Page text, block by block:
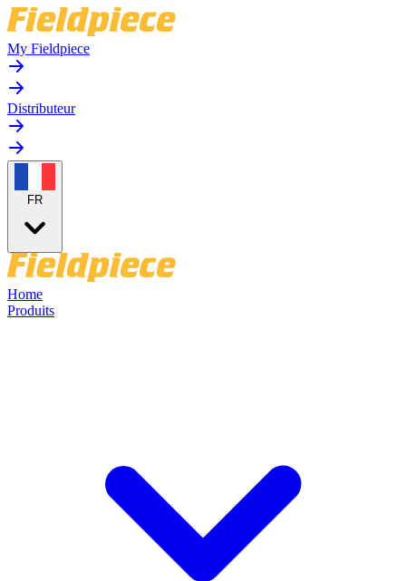
My Fieldpiece
Distributeur
FR
Home
Produits